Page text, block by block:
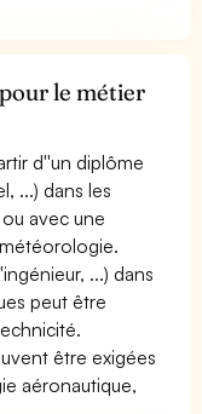
le métier
d''un diplôme
...) dans les
avec une
...) dans
peut être
être exigées
aéronautique,